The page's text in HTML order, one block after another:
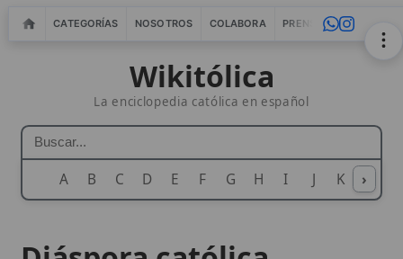
CATEGORÍAS NOSOTROS COLABORA PRENSA WEBMASTERS
Wikitólica
La enciclopedia católica en español
A B C D E F G H I J K L M
›